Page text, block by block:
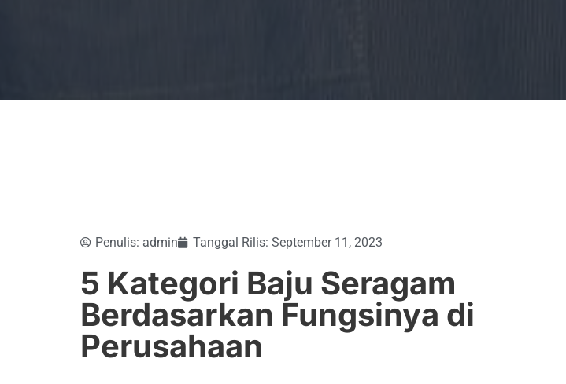
Penulis: admin Tanggal Rilis: September 11, 2023
5 Kategori Baju Seragam
Berdasarkan Fungsinya di
Perusahaan